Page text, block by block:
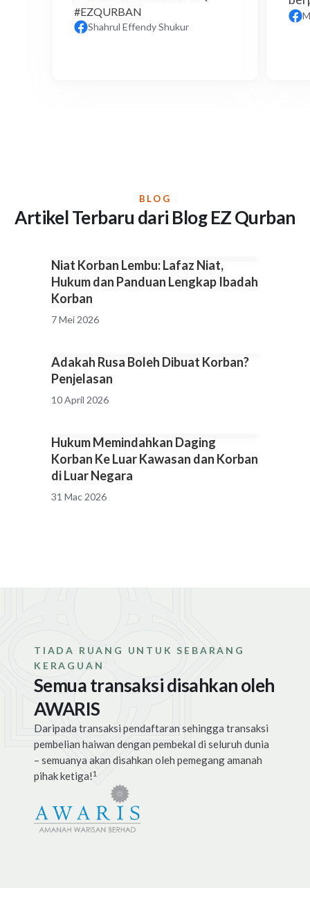
#EZQURBAN
Shahrul Effendy Shukur
BLOG
Artikel Terbaru dari Blog EZ Qurban
Niat Korban Lembu: Lafaz Niat,
Hukum dan Panduan Lengkap Ibadah
Korban
7 Mei 2026
Adakah Rusa Boleh Dibuat Korban?
Penjelasan
10 April 2026
Hukum Memindahkan Daging
Korban Ke Luar Kawasan dan Korban
di Luar Negara
31 Mac 2026
TIADA RUANG UNTUK SEBARANG
KERAGUAN
Semua transaksi disahkan oleh
AWARIS
Daripada transaksi pendaftaran sehingga transaksi
pembelian haiwan dengan pembekal di seluruh dunia
– semuanya akan disahkan oleh pemegang amanah
pihak ketiga!1